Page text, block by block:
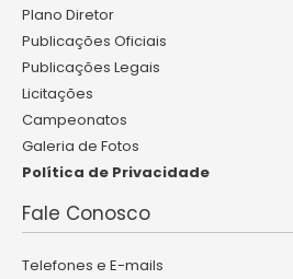
Plano Diretor
Publicações Oficiais
Publicações Legais
Licitações
Campeonatos
Galeria de Fotos
Política de Privacidade
Fale Conosco
Telefones e E-mails